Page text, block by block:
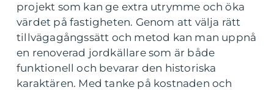
projekt som kan ge extra utrymme och öka
värdet på fastigheten. Genom att välja rätt
tillvägagångssätt och metod kan man uppnå
en renoverad jordkällare som är både
funktionell och bevarar den historiska
karaktären. Med tanke på kostnaden och